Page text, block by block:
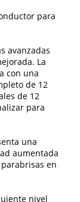
para
avanzadas
La
con una
de 12
de 12
para
una
aumentada
en
nivel